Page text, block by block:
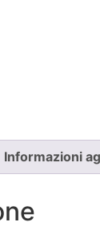
Informazioni